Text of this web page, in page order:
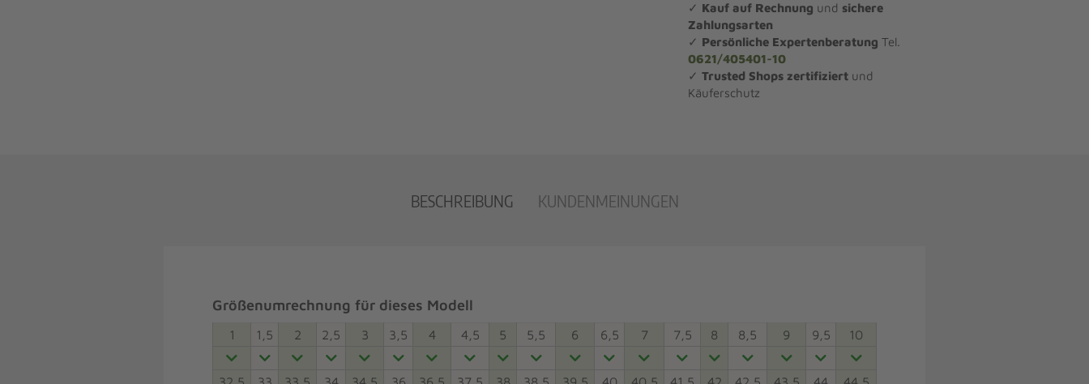
✓ Kauf auf Rechnung und sichere
Zahlungsarten
✓ Persönliche Expertenberatung Tel.
0621/405401-10
✓ Trusted Shops zertifiziertund
Käuferschutz
BESCHREIBUNG KUNDENMEINUNGEN
Größenumrechnung für dieses Modell
1 1,5 2 2,5 3 3,5 4 4,5 5 5,5 6 6,5 7 7,5 8 8,5 9 9,5 10